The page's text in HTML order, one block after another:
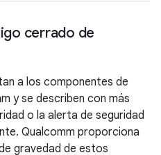
cerrado de
a los componentes de
y se describen con más
o la alerta de seguridad
Qualcomm proporciona
gravedad de estos